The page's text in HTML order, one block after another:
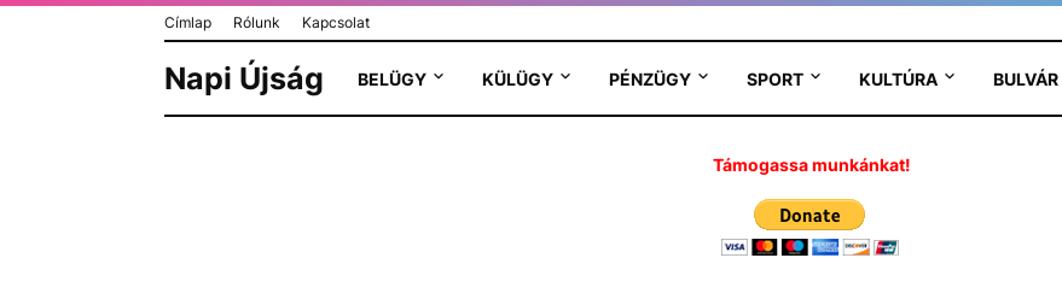
Címlap Rólunk Kapcsolat
Napi Újság BELÜGY KÜLÜGY PÉNZÜGY SPORT KULTÚRA BULVÁR
Támogassa munkánkat!